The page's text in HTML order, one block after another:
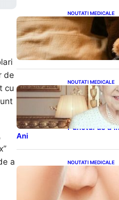
de
cu
a
NOUTATI MEDICALE
Somnul
Trebuie Să
de Vârstă și
Asupra
NOUTATI MEDICALE
Longevitatea
Celebrităților:
Viața
Altora care
Punctul de a
Ani
NOUTATI MEDICALE
Evoluția
70 de Ani: Ce
Oferă Studiile